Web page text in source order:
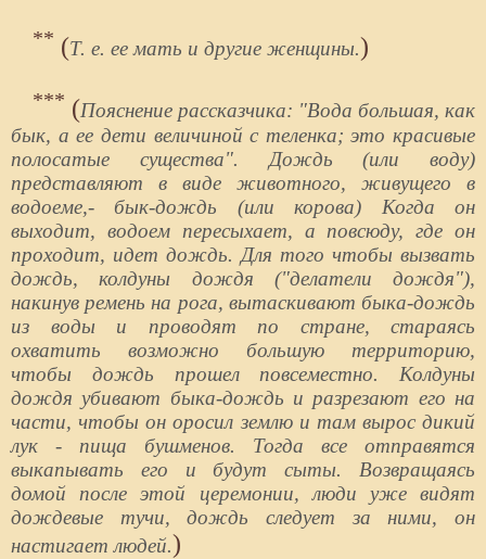
** (Т. е. ее мать и другие женщины.)
*** (Пояснение рассказчика: "Вода большая, как
бык, а ее дети величиной с теленка; это красивые
полосатые существа". Дождь (или воду)
представляют в виде животного, живущего в
водоеме,- бык-дождь (или корова) Когда он
выходит, водоем пересыхает, а повсюду, где он
проходит, идет дождь. Для того чтобы вызвать
дождь, колдуны дождя ("делатели дождя"),
накинув ремень на рога, вытаскивают быка-дождь
из воды и проводят по стране, стараясь
охватить возможно большую территорию,
чтобы дождь прошел повсеместно. Колдуны
дождя убивают быка-дождь и разрезают его на
части, чтобы он оросил землю и там вырос дикий
лук - пища бушменов. Тогда все отправятся
выкапывать его и будут сыты. Возвращаясь
домой после этой церемонии, люди уже видят
дождевые тучи, дождь следует за ними, он
настигает людей.)